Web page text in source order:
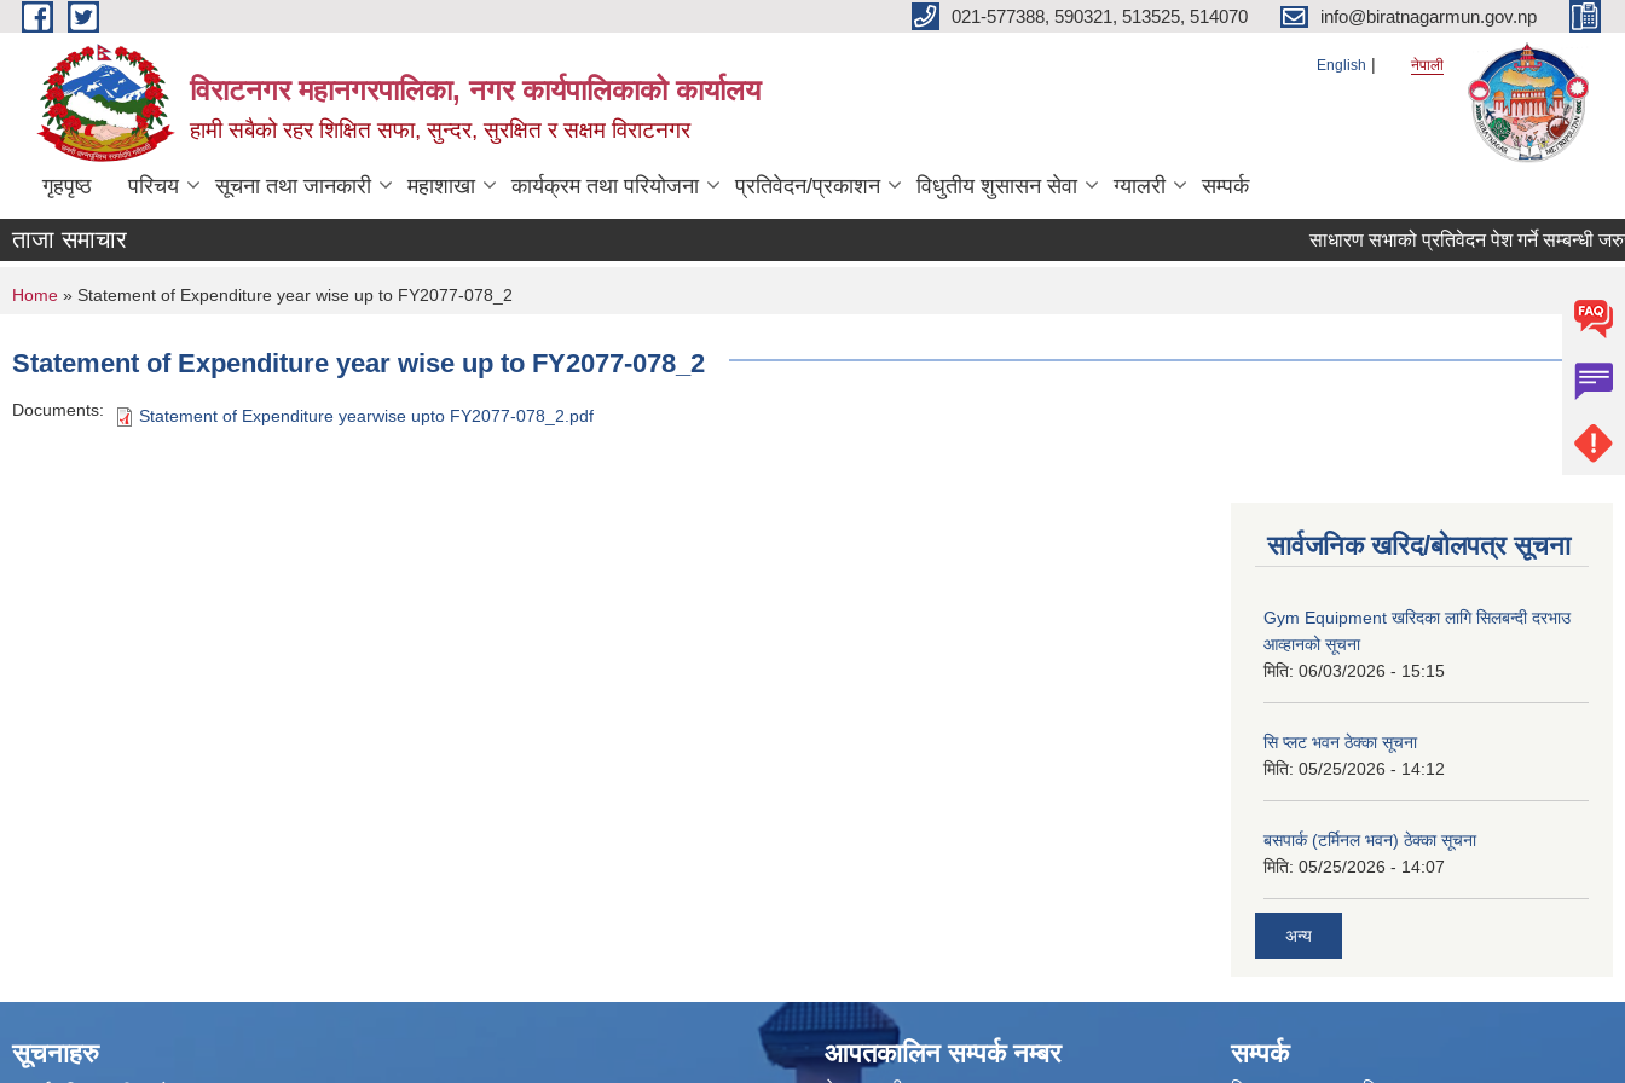
Skip to main content 021-577388, 590321, 513525, 514070 info@biratnagarmun.gov.np
विराटनगर महानगरपालिका, नगर कार्यपालिकाको कार्यालय
हामी सबैको रहर शिक्षित सफा, सुन्दर, सुरक्षित र सक्षम विराटनगर
English नेपाली
गृहपृष्ठ परिचय सूचना तथा जानकारी महाशाखा कार्यक्रम तथा परियोजना प्रतिवेदन/प्रकाशन विधुतीय शुसासन सेवा ग्यालरी सम्पर्क
ताजा समाचार साधारण सभाको प्रतिवेदन पेश गर्ने सम्बन्धी
You are here
Home » Statement of Expenditure year wise up to FY2077-078_2
Statement of Expenditure year wise up to FY2077-078_2
Documents: Statement of Expenditure yearwise upto FY2077-078_2.pdf
सार्वजनिक खरिद/बोलपत्र सूचना
Gym Equipment खरिदका लागि सिलबन्दी दरभाउ
आव्हानको सूचना
मिति: 06/03/2026 - 15:15
सि प्लट भवन ठेक्का सूचना
मिति: 05/25/2026 - 14:12
बसपार्क (टर्मिनल भवन) ठेक्का सूचना
मिति: 05/25/2026 - 14:07
अन्य
सूचनाहरु आपतकालिन सम्पर्क नम्बर सम्पर्क